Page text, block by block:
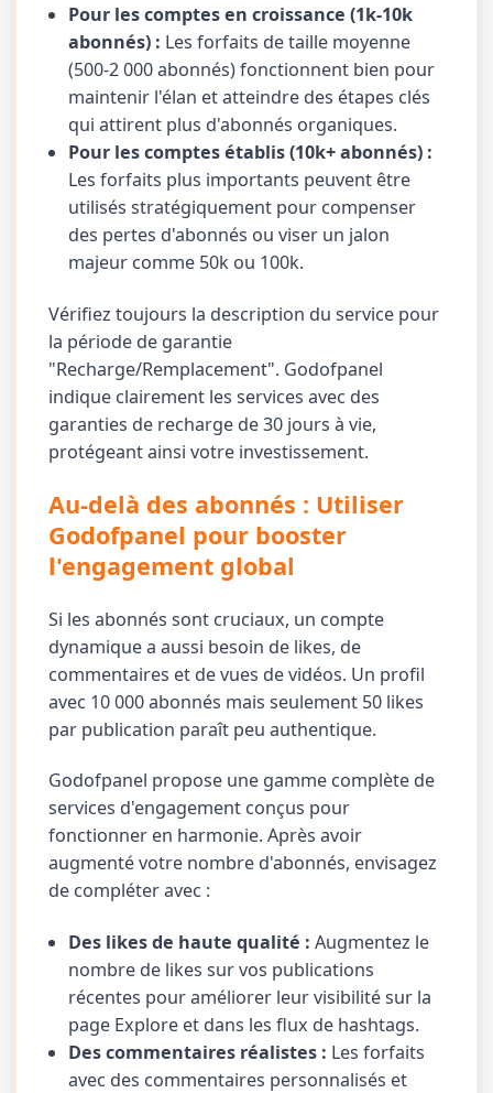
Pour les comptes en croissance (1k-10k
abonnés) : Les forfaits de taille moyenne
(500-2 000 abonnés) fonctionnent bien pour
maintenir l'élan et atteindre des étapes clés
qui attirent plus d'abonnés organiques.
Pour les comptes établis (10k+ abonnés) :
Les forfaits plus importants peuvent être
utilisés stratégiquement pour compenser
des pertes d'abonnés ou viser un jalon
majeur comme 50k ou 100k.
Vérifiez toujours la description du service pour
la période de garantie
"Recharge/Remplacement". Godofpanel
indique clairement les services avec des
garanties de recharge de 30 jours à vie,
protégeant ainsi votre investissement.
Au-delà des abonnés : Utiliser
Godofpanel pour booster
l'engagement global
Si les abonnés sont cruciaux, un compte
dynamique a aussi besoin de likes, de
commentaires et de vues de vidéos. Un profil
avec 10 000 abonnés mais seulement 50 likes
par publication paraît peu authentique.
Godofpanel propose une gamme complète de
services d'engagement conçus pour
fonctionner en harmonie. Après avoir
augmenté votre nombre d'abonnés, envisagez
de compléter avec :
Des likes de haute qualité : Augmentez le
nombre de likes sur vos publications
récentes pour améliorer leur visibilité sur la
page Explore et dans les flux de hashtags.
Des commentaires réalistes : Les forfaits
avec des commentaires personnalisés et